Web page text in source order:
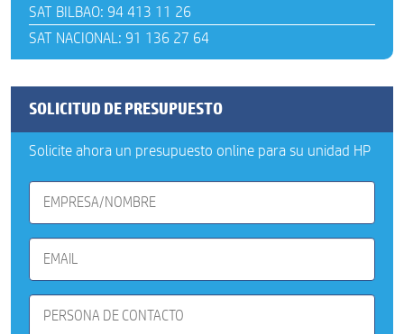
SAT BILBAO: 94 413 11 26
SAT NACIONAL: 91 136 27 64
SOLICITUD DE PRESUPUESTO
Solicite ahora un presupuesto online para su unidad HP